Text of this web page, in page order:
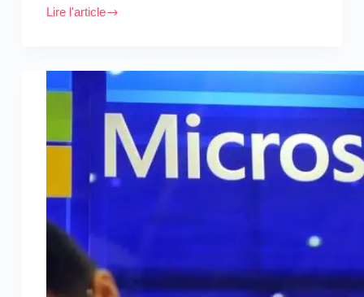
Lire l'article
#MWA8
plutôt
la